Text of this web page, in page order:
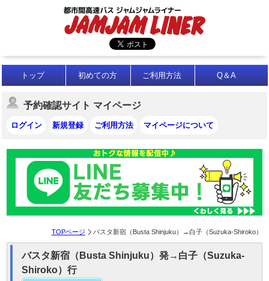
トップ 初めての方 ご利用方法 Q＆A
予約確認サイト マイページ
ログイン 新規登録 ご利用方法 マイページについて
TOPページ バスタ新宿（Busta Shinjuku）→白子（Suzuka-Shiroko）
バスタ新宿（Busta Shinjuku）発→白子（Suzuka-
Shiroko）行